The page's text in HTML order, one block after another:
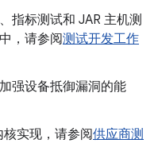
指标测试和 JAR 主机测
，请参阅测试开发工作
强设备抵御漏洞的能
实现，请参阅供应商测